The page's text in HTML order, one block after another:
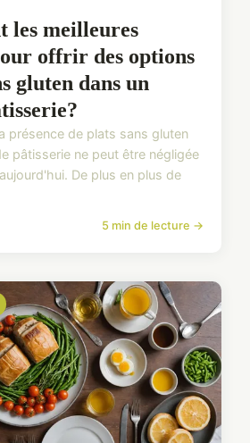
les meilleures
offrir des options
gluten dans un
présence de plats sans gluten
pâtisserie ne peut être négligée
De plus en plus de
5 min de lecture →